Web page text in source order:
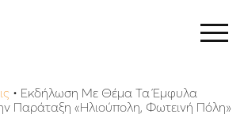
• Εκδήλωση Με Θέμα Τα Έμφυλα
Παράταξη «Ηλιούπολη, Φωτεινή Πόλη»